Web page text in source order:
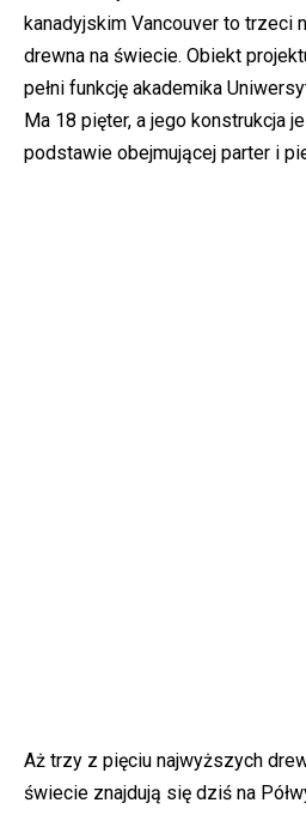
kanadyjskim Vancouver to trzeci
drewna na świecie. Obiekt
pełni funkcję akademika
Ma 18 pięter, a jego konstrukcja
podstawie obejmującej parter i
Aż trzy z pięciu najwyższych
świecie znajdują się dziś na